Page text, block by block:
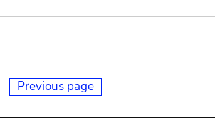
Previous page